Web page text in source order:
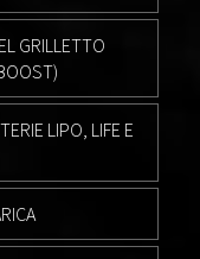
GRILLETTO
LIPO, LIFE E